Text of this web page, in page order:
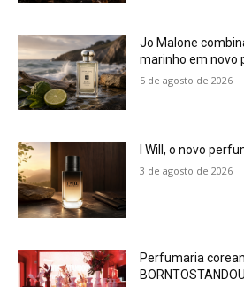
Jo Malone
marinho em novo
5 de agosto de 2026
I Will, o novo
3 de agosto de 2026
Perfumaria